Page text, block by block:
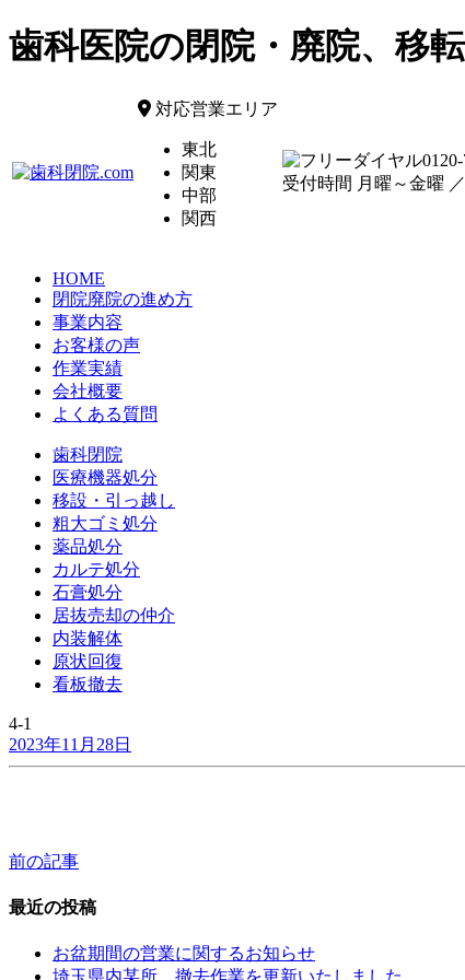
歯科医院の閉院・廃院、移
対応営業エリア
東北
関東
中部
関西
受付時間 月曜～金曜
HOME
閉院廃院の進め方
事業内容
お客様の声
作業実績
会社概要
よくある質問
歯科閉院
医療機器処分
移設・引っ越し
粗大ゴミ処分
薬品処分
カルテ処分
石膏処分
居抜売却の仲介
内装解体
原状回復
看板撤去
4-1
2023年11月28日
投
稿
前の記事
最近の投稿
お盆期間の営業に関するお知らせ